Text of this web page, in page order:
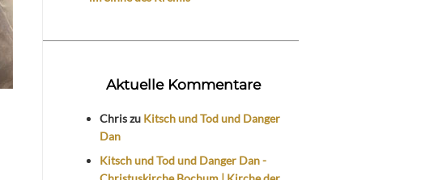
Aktuelle Kommentare
Chriszu Kitsch und Tod und Danger
Dan
Kitsch und Tod und Danger Dan -